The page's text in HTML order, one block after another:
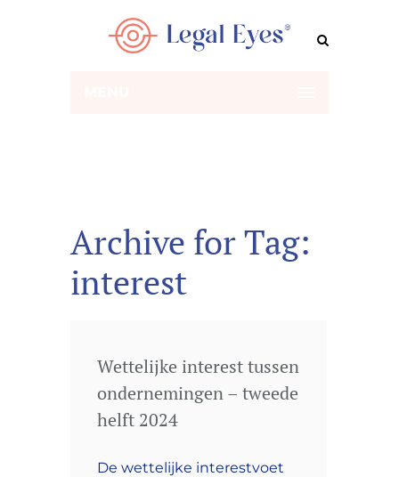
Archive for Tag:
interest
Wettelijke interest tussen
ondernemingen – tweede
helft 2024
De wettelijke interestvoet